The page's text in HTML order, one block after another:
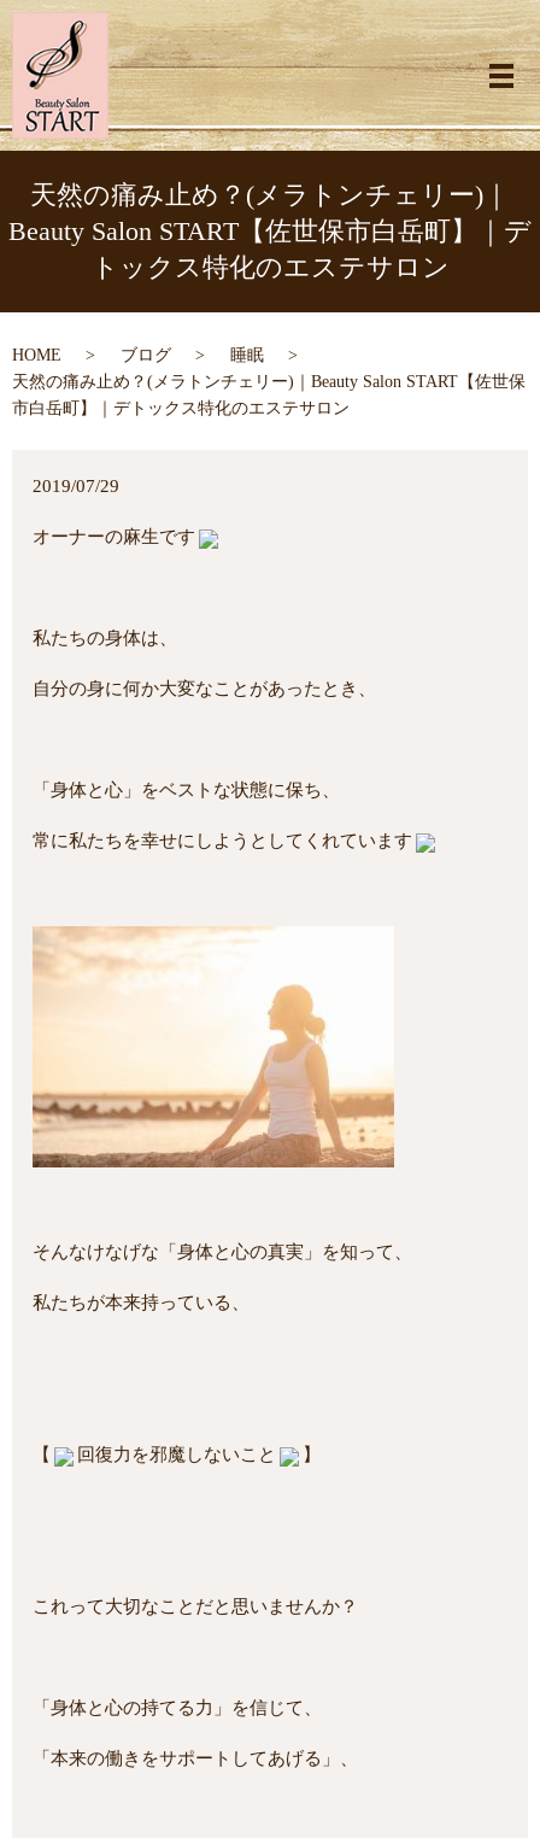
メ
天然の痛み止め？(メラトンチェリー)｜
Beauty Salon START【佐世保市白岳町】｜デ
トックス特化のエステサロン
HOME ブログ
睡眠
天然の痛み止め？(メラトンチェリー)｜Beauty Salon START【佐世保
市白岳町】｜デトックス特化のエステサロン
2019/07/29
オーナーの麻生です
私たちの身体は、
自分の身に何か大変なことがあったとき、
「身体と心」をベストな状態に保ち、
常に私たちを幸せにしようとしてくれています
そんなけなげな「身体と心の真実」を知って、
私たちが本来持っている、
【 回復力を邪魔しないこと 】
これって大切なことだと思いませんか？
「身体と心の持てる力」を信じて、
「本来の働きをサポートしてあげる」、